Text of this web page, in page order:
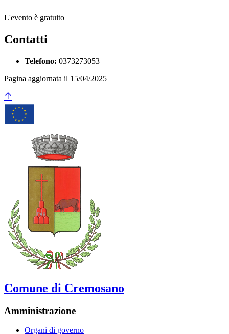
L'evento è gratuito
Contatti
Telefono: 0373273053
Pagina aggiornata il 15/04/2025
Comune di Cremosano
Amministrazione
Organi di governo